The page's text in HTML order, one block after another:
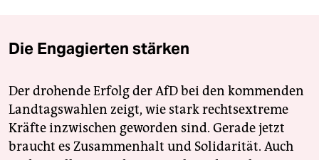
Die Engagierten stärken
Der drohende Erfolg der AfD bei den kommenden
Landtagswahlen zeigt, wie stark rechtsextreme
Kräfte inzwischen geworden sind. Gerade jetzt
braucht es Zusammenhalt und Solidarität. Auch